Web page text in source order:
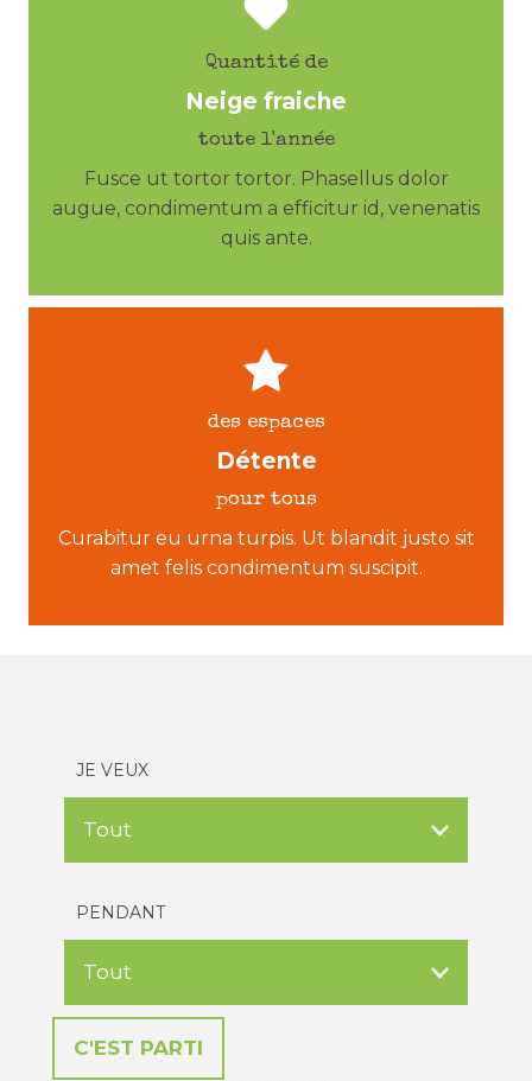
Quantité de
Neige fraiche
toute l'année
Fusce ut tortor tortor. Phasellus dolor
augue, condimentum a efficitur id, venenatis
quis ante.
des espaces
Détente
pour tous
Curabitur eu urna turpis. Ut blandit justo sit
amet felis condimentum suscipit.
JE VEUX
PENDANT